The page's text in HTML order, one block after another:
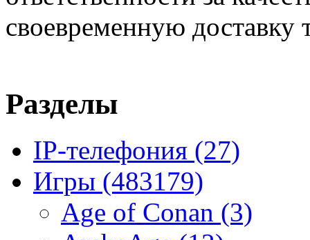
своевременную доставку
Разделы
IP-телефония (27)
Игры (483179)
Age of Conan (3)